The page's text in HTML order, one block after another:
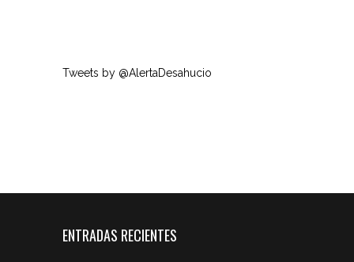
Tweets by @AlertaDesahucio
ENTRADAS RECIENTES